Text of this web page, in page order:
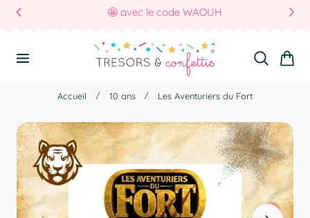
Au Contenu 🤩 avec le code WAOUH
Panier
Accueil 10 ans Les Aventuriers du Fort